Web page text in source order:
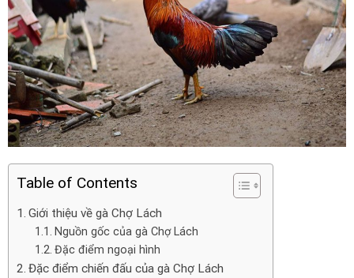
Table of Contents
Giới thiệu về gà Chợ Lách
Nguồn gốc của gà Chợ Lách
Đặc điểm ngoại hình
Đặc điểm chiến đấu của gà Chợ Lách